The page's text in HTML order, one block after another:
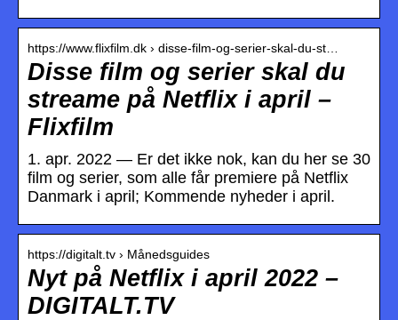
https://www.flixfilm.dk › disse-film-og-serier-skal-du-st…
Disse film og serier skal du
streame på Netflix i april –
Flixfilm
1. apr. 2022 — Er det ikke nok, kan du her se 30
film og serier, som alle får premiere på Netflix
Danmark i april; Kommende nyheder i april.
https://digitalt.tv › Månedsguides
Nyt på Netflix i april 2022 –
DIGITALT.TV